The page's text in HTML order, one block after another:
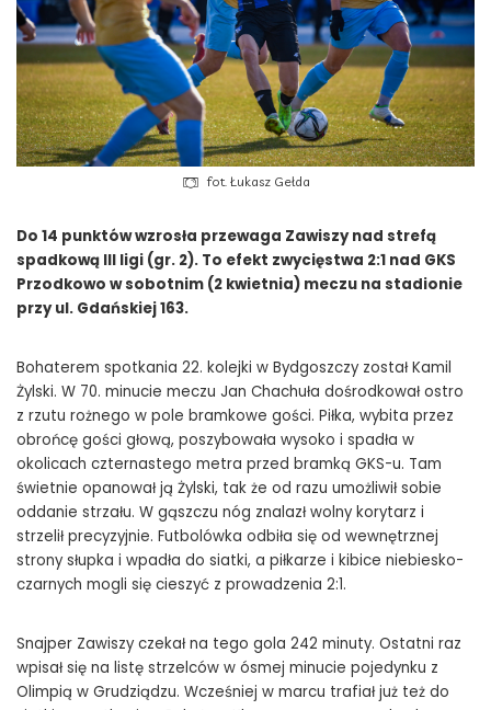
fot. Łukasz Gełda
Do 14 punktów wzrosła przewaga Zawiszy nad strefą
spadkową III ligi (gr. 2). To efekt zwycięstwa 2:1 nad GKS
Przodkowo w sobotnim (2 kwietnia) meczu na stadionie
przy ul. Gdańskiej 163.
Bohaterem spotkania 22. kolejki w Bydgoszczy został Kamil
Żylski. W 70. minucie meczu Jan Chachuła dośrodkował ostro
z rzutu rożnego w pole bramkowe gości. Piłka, wybita przez
obrońcę gości głową, poszybowała wysoko i spadła w
okolicach czternastego metra przed bramką GKS-u. Tam
świetnie opanował ją Żylski, tak że od razu umożliwił sobie
oddanie strzału. W gąszczu nóg znalazł wolny korytarz i
strzelił precyzyjnie. Futbolówka odbiła się od wewnętrznej
strony słupka i wpadła do siatki, a piłkarze i kibice niebiesko-
czarnych mogli się cieszyć z prowadzenia 2:1.
Snajper Zawiszy czekał na tego gola 242 minuty. Ostatni raz
wpisał się na listę strzelców w ósmej minucie pojedynku z
Olimpią w Grudziądzu. Wcześniej w marcu trafiał już też do